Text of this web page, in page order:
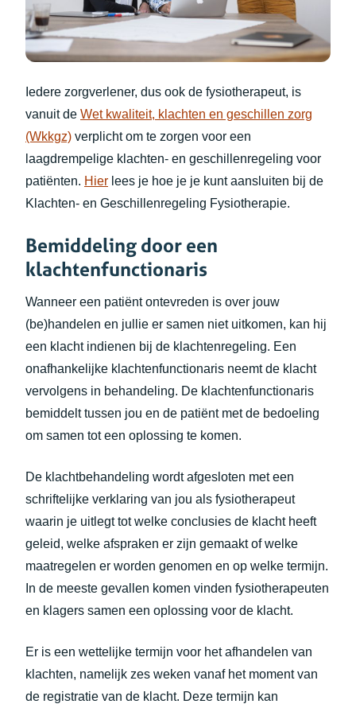
Iedere zorgverlener, dus ook de fysiotherapeut, is
vanuit de Wet kwaliteit, klachten en geschillen zorg
(Wkkgz)(opent in nieuw tabblad)
verplicht om te zorgen voor een
laagdrempelige klachten- en geschillenregeling voor
patiënten. Hier(opent in nieuw tabblad)
lees je hoe je je kunt aansluiten bij de
Klachten- en Geschillenregeling Fysiotherapie.
Bemiddeling door een
klachtenfunctionaris
Wanneer een patiënt ontevreden is over jouw
(be)handelen en jullie er samen niet uitkomen, kan hij
een klacht indienen bij de klachtenregeling. Een
onafhankelijke klachtenfunctionaris neemt de klacht
vervolgens in behandeling. De klachtenfunctionaris
bemiddelt tussen jou en de patiënt met de bedoeling
om samen tot een oplossing te komen.
De klachtbehandeling wordt afgesloten met een
schriftelijke verklaring van jou als fysiotherapeut
waarin je uitlegt tot welke conclusies de klacht heeft
geleid, welke afspraken er zijn gemaakt of welke
maatregelen er worden genomen en op welke termijn.
In de meeste gevallen komen vinden fysiotherapeuten
en klagers samen een oplossing voor de klacht.
Er is een wettelijke termijn voor het afhandelen van
klachten, namelijk zes weken vanaf het moment van
de registratie van de klacht. Deze termijn kan